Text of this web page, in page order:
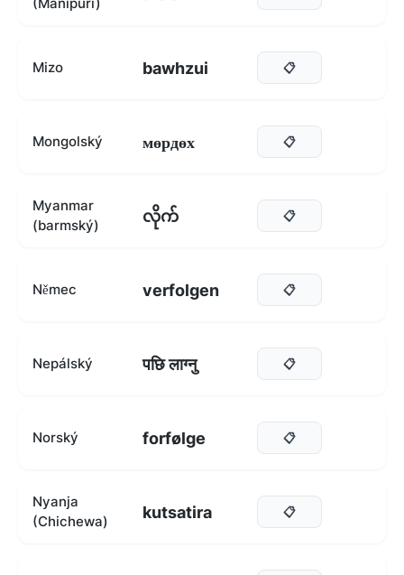
Mizo bawhzui 📋
Mongolský мөрдөх 📋
Myanmar
(barmský)
လိုက် 📋
Němec verfolgen 📋
Nepálský पछि लाग्नु 📋
Norský forfølge 📋
Nyanja
(Chichewa)
kutsatira 📋